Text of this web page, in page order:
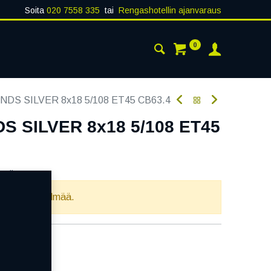
Soita 020 7558 335 tai Rengashotellin ajanvaraus
0
SILVER 8x18 5/108 ET45 CB63.4
SILVER 8x18 5/108 ET45
270213
yhdistelmää.